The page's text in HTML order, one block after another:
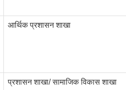
आर्थिक प्रशासन शाखा
प्रशासन शाखा/ सामाजिक विकास शाखा